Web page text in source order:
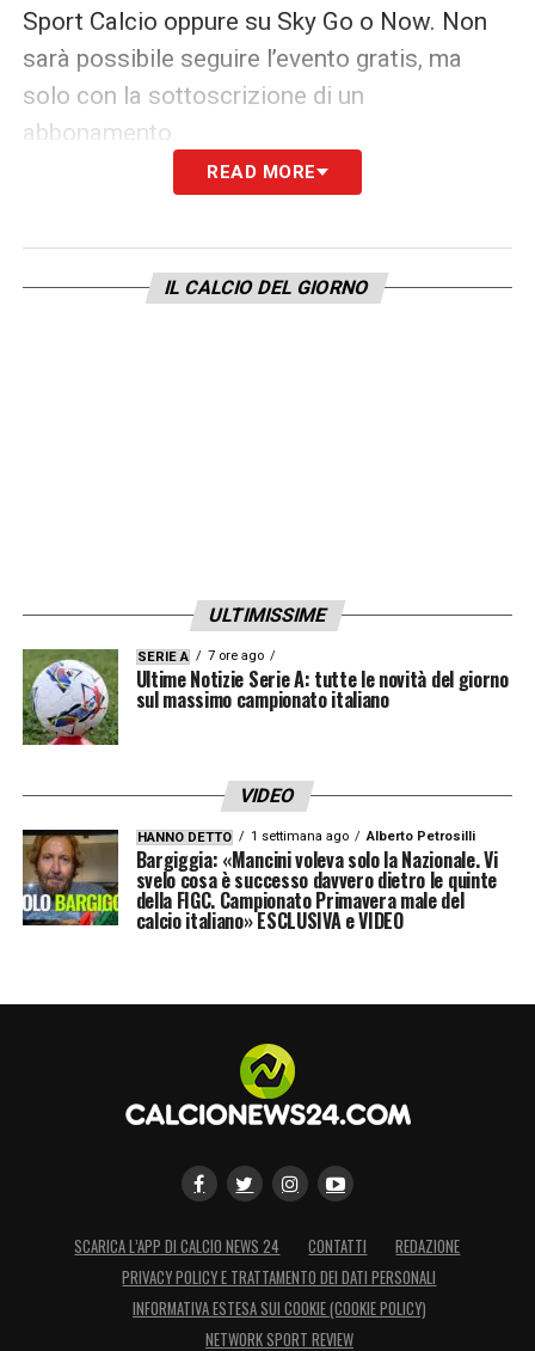
Sport Calcio oppure su Sky Go o Now. Non
sarà possibile seguire l’evento gratis, ma
solo con la sottoscrizione di un
abbonamento.
READ MORE
IL CALCIO DEL GIORNO
ULTIMISSIME
SERIE A 7 ore ago
Ultime Notizie Serie A: tutte le novità del giorno
sul massimo campionato italiano
VIDEO
HANNO DETTO 1 settimana ago Alberto Petrosilli
Bargiggia: «Mancini voleva solo la Nazionale. Vi
svelo cosa è successo davvero dietro le quinte
della FIGC. Campionato Primavera male del
calcio italiano» ESCLUSIVA e VIDEO
SCARICA L’APP DI CALCIO NEWS 24 CONTATTI
REDAZIONE
PRIVACY POLICY E TRATTAMENTO DEI DATI PERSONALI
INFORMATIVA ESTESA SUI COOKIE (COOKIE POLICY)
NETWORK SPORT REVIEW